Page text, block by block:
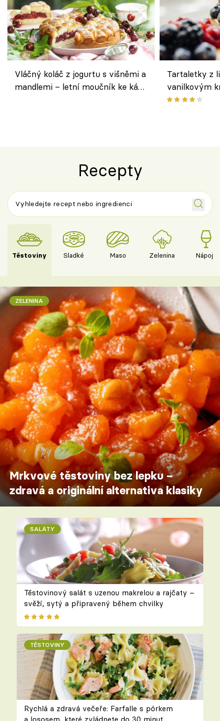
Vláčný koláč z jogurtu s višněmi a
mandlemi – letní moučník ke kávě
Tartaletky z
vanilkovým
ovocem
Recepty
Těstoviny Sladké Maso Zelenina Nápoje
ZELENINA
Mrkvové těstoviny bez lepku –
zdravá a originální alternativa klasiky
SALÁTY
Těstovinový salát s uzenou makrelou a rajčaty –
svěží, sytý a připravený během chvilky
TĚSTOVINY
Rychlá a zdravá večeře: Farfalle s pórkem